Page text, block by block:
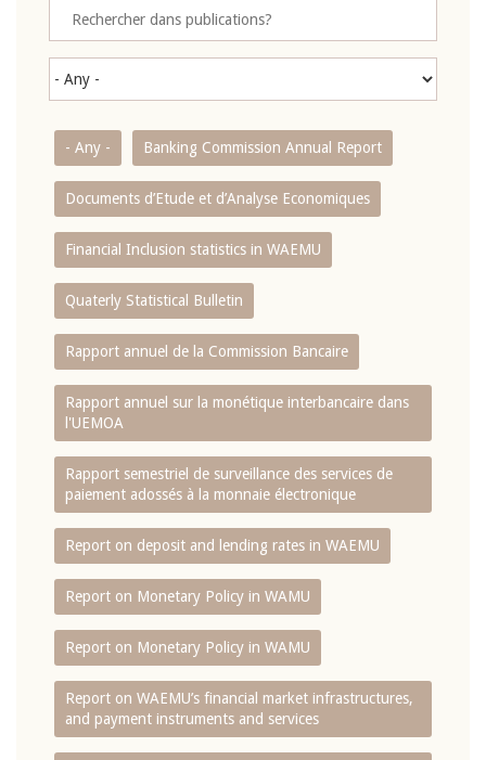
- Any - Banking Commission Annual Report
Documents d’Etude et d’Analyse Economiques
Financial Inclusion statistics in WAEMU
Quaterly Statistical Bulletin
Rapport annuel de la Commission Bancaire
Rapport annuel sur la monétique interbancaire dans
l'UEMOA
Rapport semestriel de surveillance des services de
paiement adossés à la monnaie électronique
Report on deposit and lending rates in WAEMU
Report on Monetary Policy in WAMU
Report on Monetary Policy in WAMU
Report on WAEMU’s financial market infrastructures,
and payment instruments and services